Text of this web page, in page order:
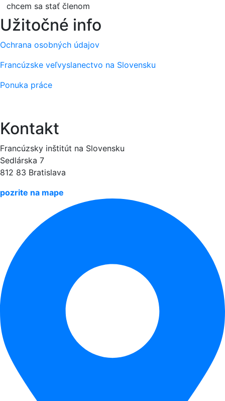
chcem sa stať členom
Užitočné info
Ochrana osobných údajov
Francúzske veľvyslanectvo na Slovensku
Ponuka práce
Kontakt
Francúzsky inštitút na Slovensku
Sedlárska 7
812 83 Bratislava
pozrite na mape